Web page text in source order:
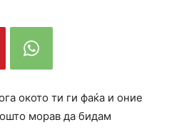
окото ти ги фаќа и оние
морав да бидам